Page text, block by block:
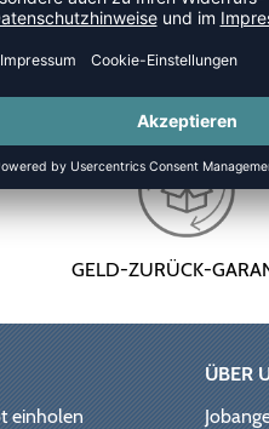
GELD-ZURÜCK-
einholen
ÜBER